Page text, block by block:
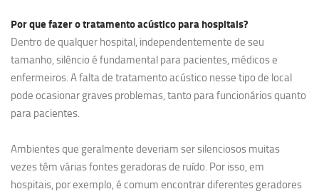
Por que fazer o tratamento acústico para hospitais?
Dentro de qualquer hospital, independentemente de seu
tamanho, silêncio é fundamental para pacientes, médicos e
enfermeiros. A falta de tratamento acústico nesse tipo de local
pode ocasionar graves problemas, tanto para funcionários quanto
para pacientes.
Ambientes que geralmente deveriam ser silenciosos muitas
vezes têm várias fontes geradoras de ruído. Por isso, em
hospitais, por exemplo, é comum encontrar diferentes geradores